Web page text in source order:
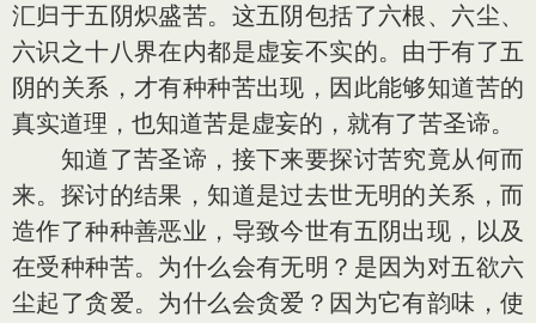
汇归于五阴炽盛苦。这五阴包括了六根、六尘、
六识之十八界在内都是虚妄不实的。由于有了五
阴的关系，才有种种苦出现，因此能够知道苦的
真实道理，也知道苦是虚妄的，就有了苦圣谛。
知道了苦圣谛，接下来要探讨苦究竟从何而
来。探讨的结果，知道是过去世无明的关系，而
造作了种种善恶业，导致今世有五阴出现，以及
在受种种苦。为什么会有无明？是因为对五欲六
尘起了贪爱。为什么会贪爱？因为它有韵味，使